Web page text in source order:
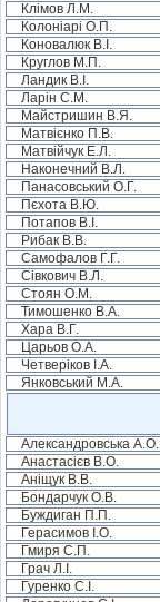
Клімов Л.М.
Колоніарі О.П.
Коновалюк В.І.
Круглов М.П.
Ландик В.І.
Ларін С.М.
Майстришин В.Я.
Матвієнко П.В.
Матвійчук Е.Л.
Наконечний В.Л.
Панасовський О.Г.
Пєхота В.Ю.
Потапов В.І.
Рибак В.В.
Самофалов Г.Г.
Сівкович В.Л.
Стоян О.М.
Тимошенко В.А.
Хара В.Г.
Царьов О.А.
Четверіков І.А.
Янковський М.А.
Александровська А.О.
Анастасієв В.О.
Аніщук В.В.
Бондарчук О.В.
Буждиган П.П.
Герасимов І.О.
Гмиря С.П.
Грач Л.І.
Гуренко С.І.